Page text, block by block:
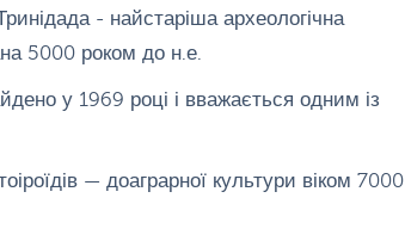
- найстаріша археологічна
5000 роком до н.е.
у 1969 році і вважається одним із
— доаграрної культури віком 7000